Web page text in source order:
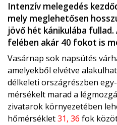
Intenzív melegedés
mely meglehetősen
jövő hét kánikulába
felében akár 40 fokot is
Vasárnap sok napsütés
amelyekből elvétve
délkeleti országrészben
mérsékelt marad a
zivatarok környezetében
hőmérséklet31, 36 fok